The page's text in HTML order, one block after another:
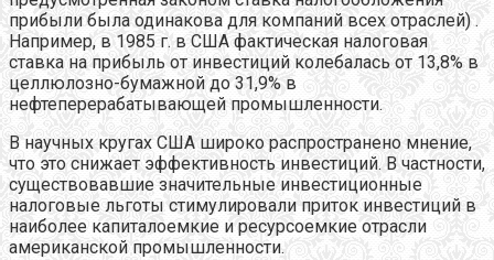
прибыли была одинакова для компаний всех отраслей) .
Например, в 1985 г. в США фактическая налоговая
ставка на прибыль от инвестиций колебалась от 13,8% в
целлюлозно-бумажной до 31,9% в
нефтеперерабатывающей промышленности.
В научных кругах США широко распространено мнение,
что это снижает эффективность инвестиций. В частности,
существовавшие значительные инвестиционные
налоговые льготы стимулировали приток инвестиций в
наиболее капиталоемкие и ресурсоемкие отрасли
американской промышленности.